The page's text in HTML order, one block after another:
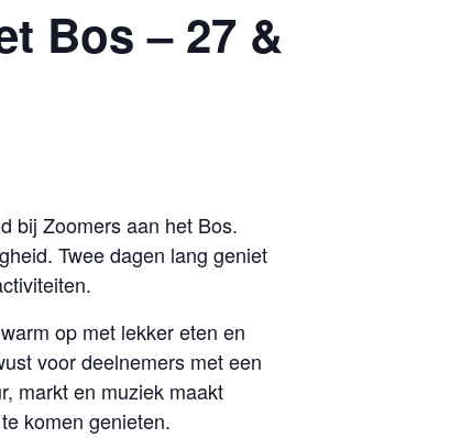
Bos – 27 &
bij Zoomers aan het Bos.
Twee dagen lang geniet
op met lekker eten en
voor deelnemers met een
markt en muziek maakt
komen genieten.